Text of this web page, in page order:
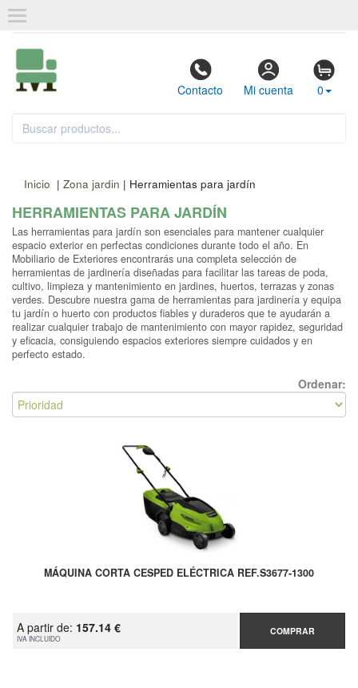
Contacto Mi cuenta 0
Inicio | Zona jardin | Herramientas para jardín
HERRAMIENTAS PARA JARDÍN
Las herramientas para jardín son esenciales para mantener cualquier
espacio exterior en perfectas condiciones durante todo el año. En
Mobiliario de Exteriores encontrarás una completa selección de
herramientas de jardinería diseñadas para facilitar las tareas de poda,
cultivo, limpieza y mantenimiento en jardines, huertos, terrazas y zonas
verdes. Descubre nuestra gama de herramientas para jardinería y equipa
tu jardín o huerto con productos fiables y duraderos que te ayudarán a
realizar cualquier trabajo de mantenimiento con mayor rapidez, seguridad
y eficacia, consiguiendo espacios exteriores siempre cuidados y en
perfecto estado.
Ordenar:
MÁQUINA CORTA CESPED ELÉCTRICA REF.S3677-1300
A partir de: 157.14 €
IVA INCLUIDO
COMPRAR